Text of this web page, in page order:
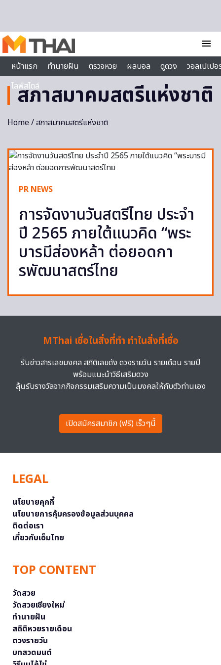
menu
หน้าแรก
ทำนายฝัน ตรวจหวย ผลบอล ดูดวง
วอลเปเป
ไลฟ์สไตล์
สภาสมาคมสตรีแห่งชาติ
Home/ สภาสมาคมสตรีแห่งชาติ
PR NEWS
การจัดงานวันสตรีไทย ประจำ
ปี 2565 ภายใต้แนวคิด “พระ
บารมีส่องหล้า ต่อยอดกา
รพัฒนาสตร์ไทย
MThai เชื่อในสิ่งที่ทำ ทำในสิ่งที่เชื่อ
รับข่าวสารเลขมงคล สถิติเลขดัง ดวงรายวัน รายเดือน รายปี
พร้อมแนะนำวิธีเสริมดวง
ลุ้นรับรางวัลจากกิจกรรมเสริมความเป็นมงคลให้กับตัวท่านเอง
เปิดสมัครสมาชิก (ฟรี) เร็วๆนี้
LEGAL
นโยบายคุกกี้
นโยบายการคุ้มครองข้อมูลส่วนบุคคล
ติดต่อเรา
เกี่ยวกับเอ็มไทย
TOP CONTENT
วัดสวย
วัดสวยเชียงใหม่
ทำนายฝัน
สถิติหวยรายเดือน
ดวงรายวัน
บทสวดมนต์